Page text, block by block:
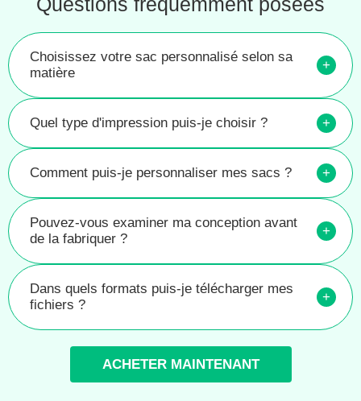
Choisissez votre sac personnalisé selon sa
matière
+
Quel type d'impression puis-je choisir ? +
Comment puis-je personnaliser mes sacs ? +
Pouvez-vous examiner ma conception avant
de la fabriquer ?
+
Dans quels formats puis-je télécharger mes
fichiers ?
+
ACHETER MAINTENANT